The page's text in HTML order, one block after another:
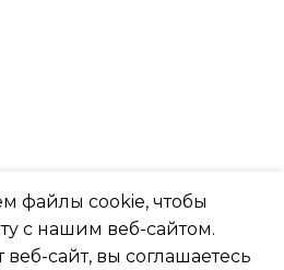
РАБОТАЕТ С АЛИСОЙ
файлы cookie, чтобы
с нашим веб-сайтом.
веб-сайт, вы соглашаетесь